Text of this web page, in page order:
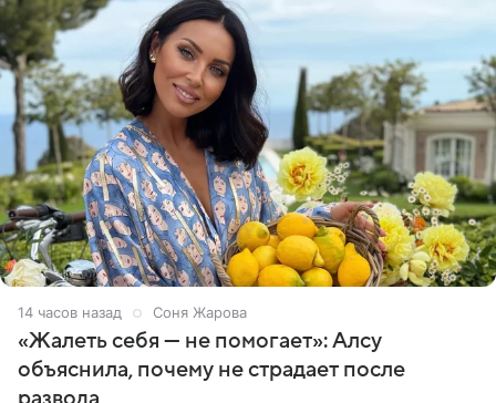
14 часов назад Соня Жарова
«Жалеть себя — не помогает»: Алсу
объяснила, почему не страдает после